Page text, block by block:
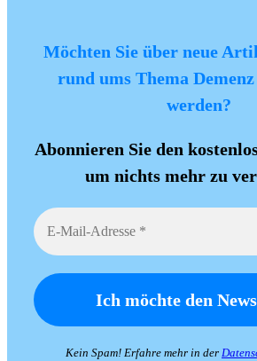
Möchten Sie über neue
rund ums Thema
werden?
Abonnieren Sie den
um nichts mehr zu
Kein Spam! Erfahre mehr in der